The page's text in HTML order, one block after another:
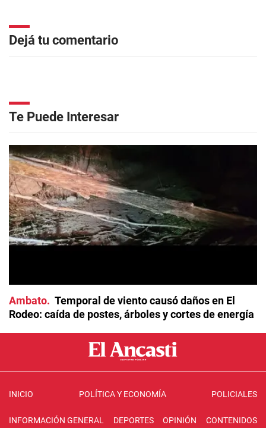
Dejá tu comentario
Te Puede Interesar
Ambato
Temporal de viento causó daños en El
Rodeo: caída de postes, árboles y cortes de energía
INICIO POLÍTICA Y ECONOMÍA POLICIALES
INFORMACIÓN GENERAL DEPORTES OPINIÓN CONTENIDOS